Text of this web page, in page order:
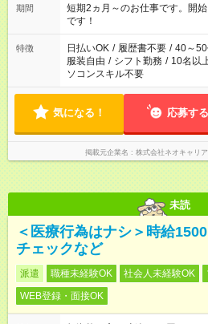
※週最低15時間以上の勤務が必
期間
短期2ヵ月～のお仕事です。開
です！
特徴 日払いOK / 履歴書不要 / 40～
服装自由 / シフト勤務 / 10名以
ソコンスキル不要
気になる！ 応募する
掲載元企業名 株式会社ネオキャリ
未読
＜医療行為はナシ＞時給
チェックなど
派遣 職種未経験OK 社会人未経験OK
WEB登録・面接OK